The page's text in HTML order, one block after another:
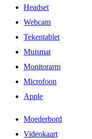
Headset
Webcam
Tekentablet
Muismat
Monitorarm
Microfoon
Apple
Moederbord
Videokaart